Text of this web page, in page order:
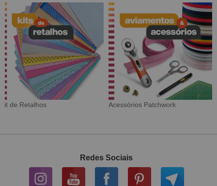
Tecido Digital Sarja Impermeável
Redes Sociais